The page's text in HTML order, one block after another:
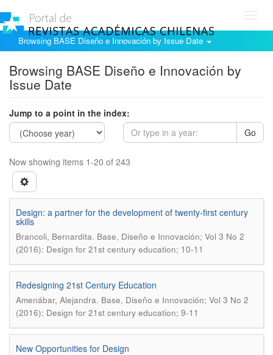
Browsing BASE Diseño e Innovación by Issue Date
Browsing BASE Diseño e Innovación by
Issue Date
Jump to a point in the index:
Go
Now showing items 1-20 of 243
Design: a partner for the development of twenty-first century
skills
Brancoli, Bernardita. Base, Diseño e Innovación; Vol 3 No 2
(2016): Design for 21st century education; 10-11
Redesigning 21st Century Education
Amenábar, Alejandra. Base, Diseño e Innovación; Vol 3 No 2
(2016): Design for 21st century education; 9-11
New Opportunities for Design